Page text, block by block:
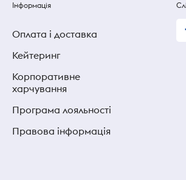
Інформація
Оплата і доставка
Кейтеринг
Корпоративне
харчування
Програма лояльності
Правова інформація